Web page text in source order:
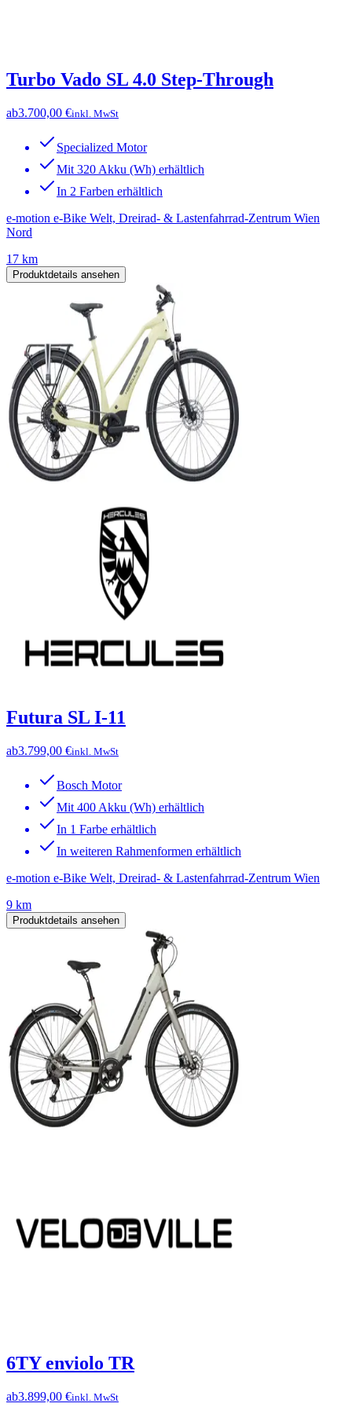
Turbo Vado SL 4.0 Step-Through
ab3.700,00 €inkl. MwSt
Specialized Motor
Mit 320 Akku (Wh) erhältlich
In 2 Farben erhältlich
e-motion e-Bike Welt, Dreirad- & Lastenfahrrad-Zentrum Wien
Nord
17 km
Produktdetails ansehen
Futura SL I-11
ab3.799,00 €inkl. MwSt
Bosch Motor
Mit 400 Akku (Wh) erhältlich
In 1 Farbe erhältlich
In weiteren Rahmenformen erhältlich
e-motion e-Bike Welt, Dreirad- & Lastenfahrrad-Zentrum Wien
9 km
Produktdetails ansehen
6TY enviolo TR
ab3.899,00 €inkl. MwSt